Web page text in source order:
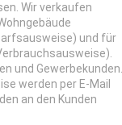
Wir verkaufen
und für
und Gewerbekunden.
werden per E-Mail
an den Kunden